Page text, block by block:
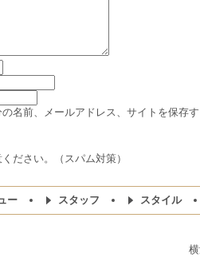
名前、メールアドレス、サイトを保存す
ださい。（スパム対策）
ー スタッフ スタイル